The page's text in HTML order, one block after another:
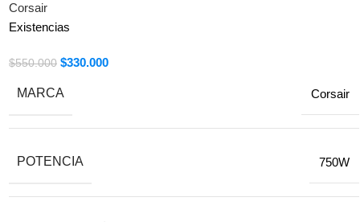
Corsair
Existencias
$550.000 $330.000
MARCA Corsair
POTENCIA 750W